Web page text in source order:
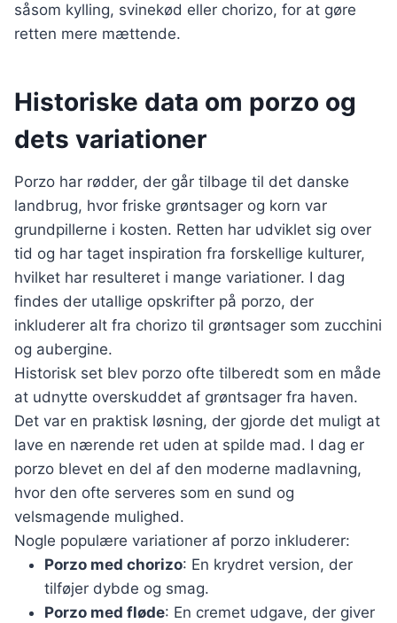
såsom kylling, svinekød eller chorizo, for at gøre
retten mere mættende.
Historiske data om porzo og
dets variationer
Porzo har rødder, der går tilbage til det danske
landbrug, hvor friske grøntsager og korn var
grundpillerne i kosten. Retten har udviklet sig over
tid og har taget inspiration fra forskellige kulturer,
hvilket har resulteret i mange variationer. I dag
findes der utallige opskrifter på porzo, der
inkluderer alt fra chorizo til grøntsager som zucchini
og aubergine.
Historisk set blev porzo ofte tilberedt som en måde
at udnytte overskuddet af grøntsager fra haven.
Det var en praktisk løsning, der gjorde det muligt at
lave en nærende ret uden at spilde mad. I dag er
porzo blevet en del af den moderne madlavning,
hvor den ofte serveres som en sund og
velsmagende mulighed.
Nogle populære variationer af porzo inkluderer:
Porzo med chorizo: En krydret version, der
tilføjer dybde og smag.
Porzo med fløde: En cremet udgave, der giver